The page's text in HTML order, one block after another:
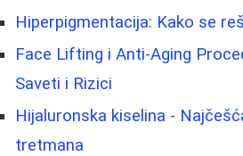
Hiperpigmentacija: Kako se
Face Lifting i Anti-Aging
Saveti i Rizici
Hijaluronska kiselina -
tretmana